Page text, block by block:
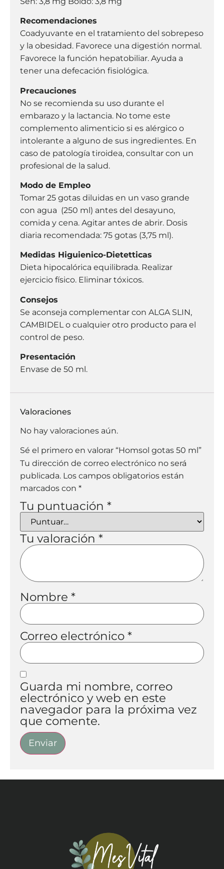
Recomendaciones
Coadyuvante en el tratamiento del sobrepeso
y la obesidad. Favorece una digestión normal.
Favorece la función hepatobiliar. Ayuda a
tener una defecación fisiológica.
Precauciones
No se recomienda su uso durante el
embarazo y la lactancia. No tome este
complemento alimenticio si es alérgico o
intolerante a alguno de sus ingredientes. En
caso de patología tiroidea, consultar con un
profesional de la salud.
Modo de Empleo
Tomar 25 gotas diluidas en un vaso grande
con agua (250 ml) antes del desayuno,
comida y cena. Agitar antes de abrir. Dosis
diaria recomendada: 75 gotas (3,75 ml).
Medidas Higuienico-Dietetticas
Dieta hipocalórica equilibrada. Realizar
ejercicio físico. Eliminar tóxicos.
Consejos
Se aconseja complementar con ALGA SLIN,
CAMBIDEL o cualquier otro producto para el
control de peso.
Presentación
Envase de 50 ml.
Valoraciones
No hay valoraciones aún.
Sé el primero en valorar “Homsol gotas 50 ml”
Tu dirección de correo electrónico no será
publicada. Los campos obligatorios están
marcados con *
Tu puntuación *
Tu valoración *
Nombre *
Correo electrónico *
Guarda mi nombre, correo
electrónico y web en este
navegador para la próxima vez
que comente.